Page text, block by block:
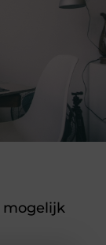
mogelijk